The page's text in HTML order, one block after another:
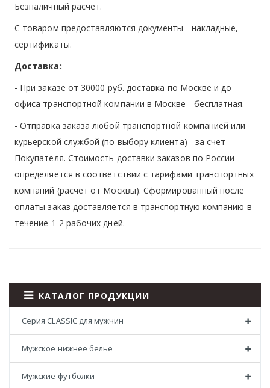
Безналичный расчет.
С товаром предоставляются документы - накладные,
сертификаты.
Доставка:
- При заказе от 30000 руб. доставка по Москве и до
офиса транспортной компании в Москве - бесплатная.
- Отправка заказа любой транспортной компанией или
курьерской службой (по выбору клиента) - за счет
Покупателя. Стоимость доставки заказов по России
определяется в соответствии с тарифами транспортных
компаний (расчет от Москвы). Сформированный после
оплаты заказ доставляется в транспортную компанию в
течение 1-2 рабочих дней.
КАТАЛОГ ПРОДУКЦИИ
Серия CLASSIC для мужчин
Мужское нижнее белье
Мужские футболки